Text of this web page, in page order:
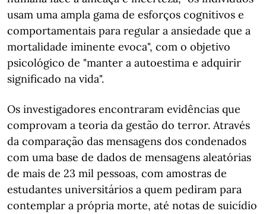
usam uma ampla gama de esforços cognitivos e
comportamentais para regular a ansiedade que a
mortalidade iminente evoca", com o objetivo
psicológico de "manter a autoestima e adquirir
significado na vida".
Os investigadores encontraram evidências que
comprovam a teoria da gestão do terror. Através
da comparação das mensagens dos condenados
com uma base de dados de mensagens aleatórias
de mais de 23 mil pessoas, com amostras de
estudantes universitários a quem pediram para
contemplar a própria morte, até notas de suicídio